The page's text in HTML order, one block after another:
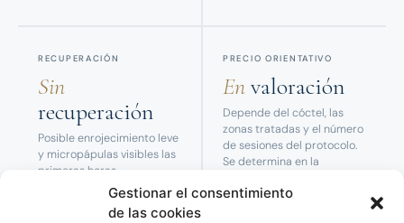
Gestionar el consentimiento
de las cookies
RECUPERACIÓN
Sin
recuperación
Posible enrojecimiento leve
y micropápulas visibles las
primeras horas.
Desaparecen solas. Vida
normal desde el mismo
PRECIO ORIENTATIVO
Envaloración
Depende del cóctel, las
zonas tratadas y el número
de sesiones del protocolo.
Se determina en la